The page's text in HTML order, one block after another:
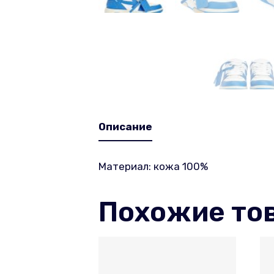
Описание
Материал: кожа 100%
Похожие